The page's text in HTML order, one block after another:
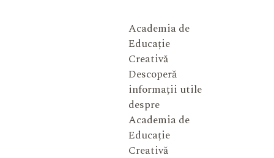
Academia de
Educație
Creativă
Descoperă
informații utile
despre
Academia de
Educație
Creativă